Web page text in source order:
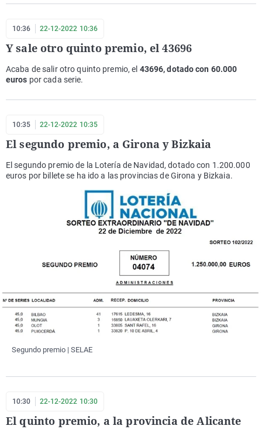
10:36 22-12-2022 10:36
Y sale otro quinto premio, el 43696
Acaba de salir otro quinto premio, el 43696, dotado con 60.000
euros por cada serie.
10:35 22-12-2022 10:35
El segundo premio, a Girona y Bizkaia
El segundo premio de la Lotería de Navidad, dotado con 1.200.000
euros por billete se ha ido a las provincias de Girona y Bizkaia.
Segundo premio | SELAE
10:30 22-12-2022 10:30
El quinto premio, a la provincia de Alicante